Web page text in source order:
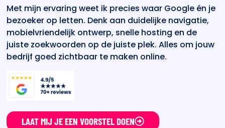
Met mijn ervaring weet ik precies waar Google én je
bezoeker op letten. Denk aan duidelijke navigatie,
mobielvriendelijk ontwerp, snelle hosting en de
juiste zoekwoorden op de juiste plek. Alles om jouw
bedrijf goed zichtbaar te maken online.
LAAT MIJ JE EEN VOORSTEL DOEN